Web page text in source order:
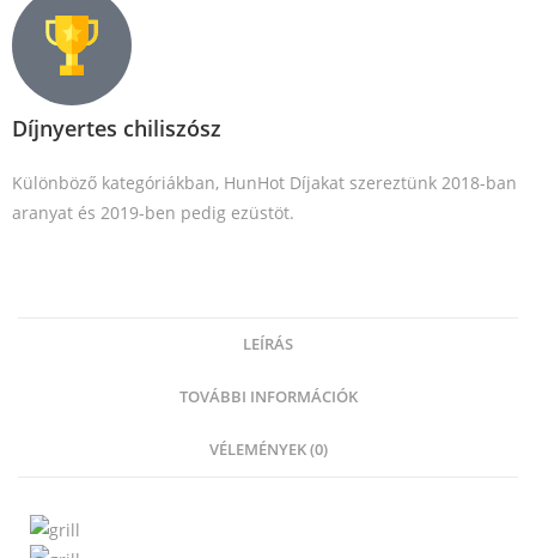
Díjnyertes chiliszósz
Különböző kategóriákban, HunHot Díjakat szereztünk 2018-ban
aranyat és 2019-ben pedig ezüstöt.
LEÍRÁS
TOVÁBBI INFORMÁCIÓK
VÉLEMÉNYEK (0)